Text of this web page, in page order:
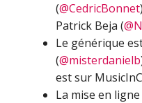
(@CedricBonnet
Patrick Beja (
Le générique
(@misterdanielb
est sur
La mise en